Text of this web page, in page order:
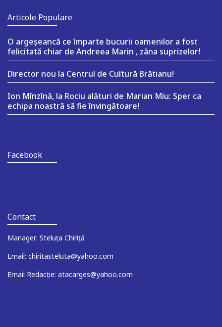
Articole Populare
O argeşeancă ce împarte bucurii oamenilor a fost
felicitată chiar de Andreea Marin , zâna suprizelor!
Director nou la Centrul de Cultură Brătianu!
Ion Mînzînă, la Rociu alături de Marian Miu: Sper ca
echipa noastră să fie învingătoare!
Facebook
Contact
Manager: Steluța Chiriță
Email: chiritasteluta@yahoo.com
Email Redacție: atacarges@yahoo.com